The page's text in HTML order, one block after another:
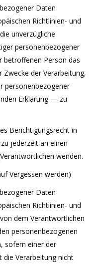
Daten
Richtlinien- und
unverzügliche
personenbezogener
betroffenen Person das
Zwecke der Verarbeitung,
personenbezogener
Erklärung — zu
Berichtigungsrecht in
jederzeit an einen
wenden.
Vergessen werden)
Daten
Richtlinien- und
dem Verantwortlichen
personenbezogenen
sofern einer der
Verarbeitung nicht